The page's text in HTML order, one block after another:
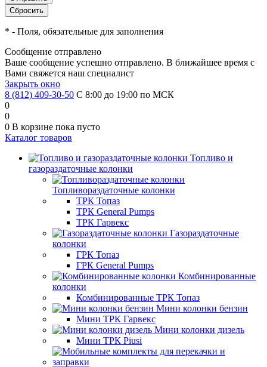
* - Поля, обязательные для заполнения
Сообщение отправлено
Ваше сообщение успешно отправлено. В ближайшее время с
Вами свяжется наш специалист
Закрыть окно
8 (812) 409-30-50 С 8:00 до 19:00 по МСК
0
0
0 В корзине пока пусто
Каталог товаров
Топливо и
газораздаточные колонки
Топливораздаточные колонки
ТРК Топаз
ТРК General Pumps
ТРК Гарвекс
Газораздаточные
колонки
ГРК Топаз
ГРК General Pumps
Комбинированные
колонки
Комбинированные ТРК Топаз
Мини колонки бензин
Мини ТРК Гарвекс
Мини колонки дизель
Мини ТРК Piusi